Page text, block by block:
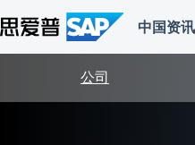
到
内
容
公司